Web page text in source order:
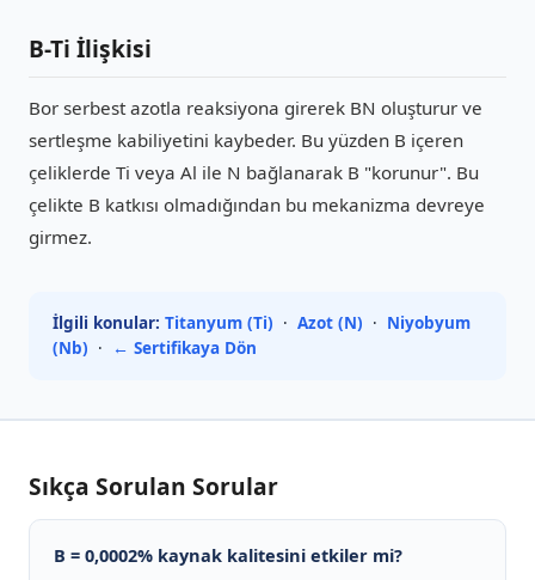
B-Ti İlişkisi
Bor serbest azotla reaksiyona girerek BN oluşturur ve
sertleşme kabiliyetini kaybeder. Bu yüzden B içeren
çeliklerde Ti veya Al ile N bağlanarak B "korunur". Bu
çelikte B katkısı olmadığından bu mekanizma devreye
girmez.
İlgili konular: Titanyum (Ti) · Azot (N) · Niyobyum
(Nb) · ← Sertifikaya Dön
Sıkça Sorulan Sorular
B = 0,0002% kaynak kalitesini etkiler mi?